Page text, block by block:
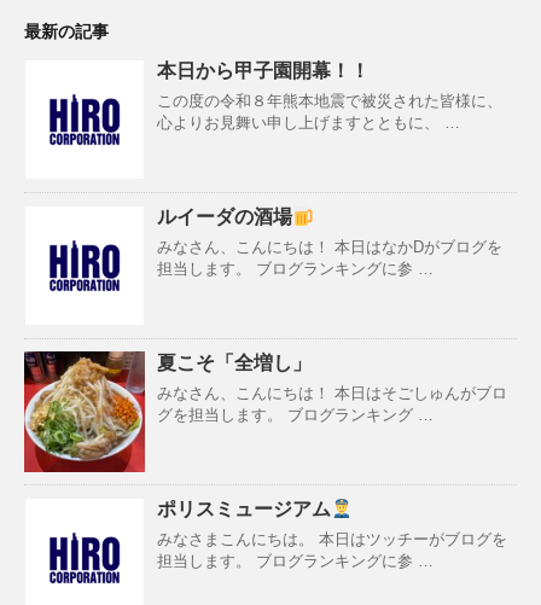
最新の記事
本日から甲子園開幕！！
この度の令和８年熊本地震で被災された皆様に、
心よりお見舞い申し上げますとともに、 …
ルイーダの酒場
みなさん、こんにちは！ 本日はなかDがブログを
担当します。 ブログランキングに参 …
夏こそ「全増し」
みなさん、こんにちは！ 本日はそごしゅんがブロ
グを担当します。 ブログランキング …
ポリスミュージアム
みなさまこんにちは。 本日はツッチーがブログを
担当します。 ブログランキングに参 …